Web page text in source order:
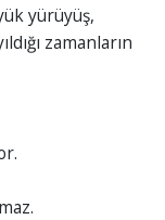
yürüyüş,
zamanların